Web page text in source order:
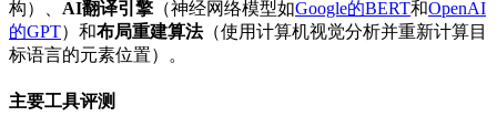
构）、 AI翻译引擎 （神经网络模型如Google的BERT和OpenAI
的GPT）和布局重建算法（使用计算机视觉分析并重新计算目
标语言的元素位置）。
主要工具评测